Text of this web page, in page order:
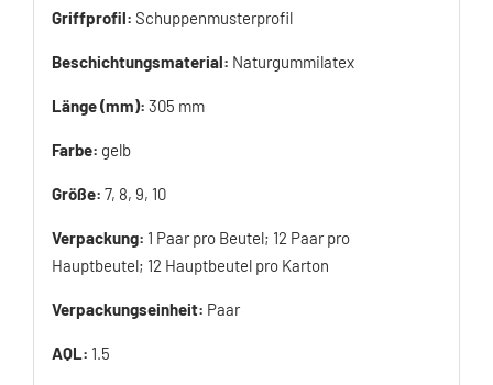
Griffprofil: Schuppenmusterprofil
Beschichtungsmaterial: Naturgummilatex
Länge (mm): 305 mm
Farbe: gelb
Größe: 7, 8, 9, 10
Verpackung: 1 Paar pro Beutel; 12 Paar pro
Hauptbeutel; 12 Hauptbeutel pro Karton
Verpackungseinheit: Paar
AQL: 1.5